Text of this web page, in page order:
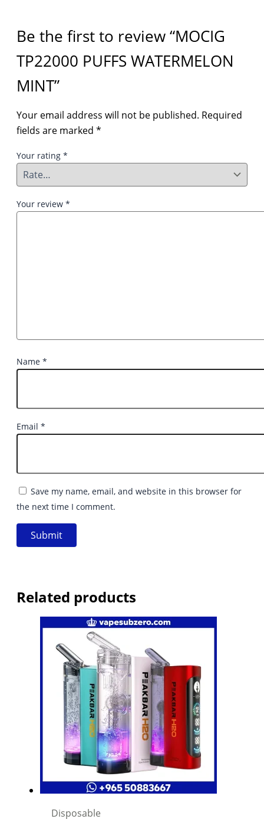
Be the first to review “MOCIG
TP22000 PUFFS WATERMELON
MINT”
Your email address will not be published. Required
fields are marked *
Your rating *
Your review *
Name *
Email *
Save my name, email, and website in this browser for
the next time I comment.
Related products
Disposable